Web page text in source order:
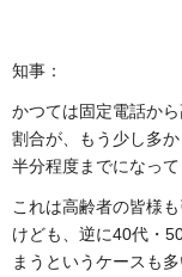
知事：
かつては固定電話か
割合が、もう少し多
半分程度までになっ
これは高齢者の皆様
けども、逆に40代・
まうというケースも